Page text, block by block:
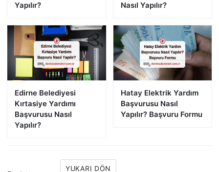
Yapılır?
Nasıl Yapılır?
Edirne Belediyesi
Kırtasiye Yardımı
Başvurusu Nasıl
Yapılır?
Hatay Elektrik Yardım
Başvurusu Nasıl
Yapılır? Başvuru Formu
YUKARI DÖN